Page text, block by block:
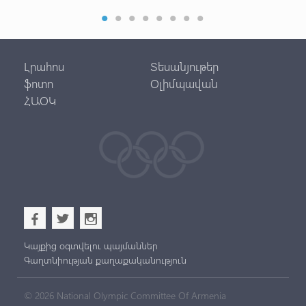
Լրահոս
Տեսանյութեր
ֆոտո
Օլիմպավան
ՀԱՕԿ
b a x
Կայքից օգտվելու պայմաններ
Գաղտնիության քաղաքականություն
© 2026 National Olympic Committee Of Armenia